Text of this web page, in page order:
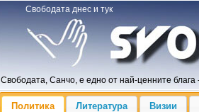
Свободата днес и тук
Свободата, Санчо, е едно от най-ценните блага
Политика Литература Визии